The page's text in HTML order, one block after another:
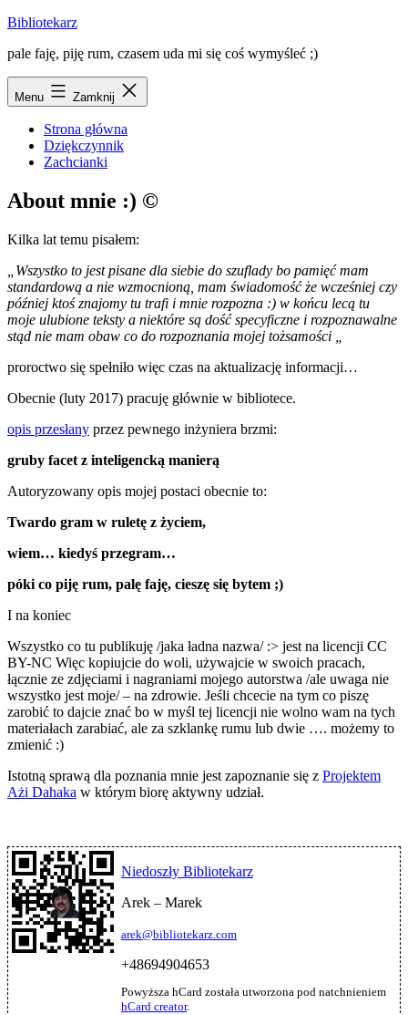
Przejdź
treści
Bibliotekarz
pale faję, piję rum, czasem uda mi się coś wymyśleć ;)
Menu Zamknij
Strona główna
Dziękczynnik
Zachcianki
About mnie :) ©
Kilka lat temu pisałem:
„Wszystko to jest pisane dla siebie do szuflady bo pamięć mam
standardową a nie wzmocnioną, mam świadomość że wcześniej czy
później ktoś znajomy tu trafi i mnie rozpozna :) w końcu lecą tu
moje ulubione teksty a niektóre są dość specyficzne i rozpoznawalne
stąd nie mam obaw co do rozpoznania mojej tożsamości „
proroctwo się spełniło więc czas na aktualizację informacji…
Obecnie (luty 2017) pracuję głównie w bibliotece.
opis przesłany przez pewnego inżyniera brzmi:
gruby facet z inteligencką manierą
Autoryzowany opis mojej postaci obecnie to:
Twardo gram w ruletę z życiem,
wiem… kiedyś przegram…
póki co piję rum, palę faję, cieszę się bytem ;)
I na koniec
Wszystko co tu publikuję /jaka ładna nazwa/ :> jest na licencji CC
BY-NC Więc kopiujcie do woli, używajcie w swoich pracach,
łącznie ze zdjęciami i nagraniami mojego autorstwa /ale uwaga nie
wszystko jest moje/ – na zdrowie. Jeśli chcecie na tym co piszę
zarobić to dajcie znać bo w myśl tej licencji nie wolno wam na tych
materiałach zarabiać, ale za szklankę rumu lub dwie …. możemy to
zmienić :)
Istotną sprawą dla poznania mnie jest zapoznanie się z Projektem
Ażi Dahaka w którym biorę aktywny udział.
Niedoszły Bibliotekarz
Arek – Marek
arek@bibliotekarz.com
+48694904653
Powyższa hCard została utworzona pod natchnieniem
hCard creator.